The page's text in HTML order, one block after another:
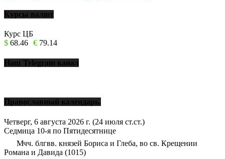
Курсы валют
Курс ЦБ
$ 68.46 € 79.14
Наш Telegram канал
Православный календарь.
Четверг, 6 августа 2026 г. (24 июля ст.ст.)
Седмица 10-я по Пятидесятнице
Мчч. блгвв. князей Бориса и Глеба, во св. Крещении
Романа и Давида (1015)